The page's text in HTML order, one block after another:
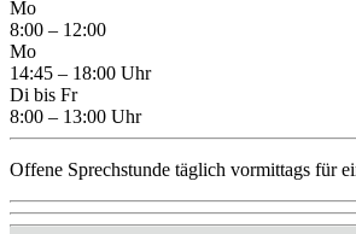
Mo
8:00 – 12:00
Mo
14:45 – 18:00 Uhr
Di bis Fr
8:00 – 13:00 Uhr
Offene Sprechstunde täglich vormittags für